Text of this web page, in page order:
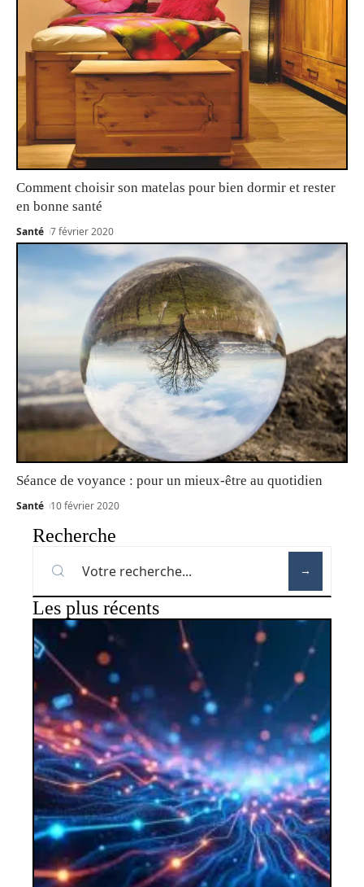
Comment choisir son matelas pour bien dormir et rester
en bonne santé
Santé 7 février 2020
Séance de voyance : pour un mieux-être au quotidien
Santé 10 février 2020
Recherche
Les plus récents